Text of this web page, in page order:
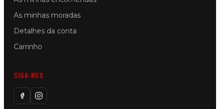
As minhas moradas
Detalhes da conta
Carrinho
SIGA-NOS